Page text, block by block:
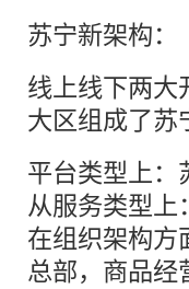
苏宁新架构：
线上线下两大
大区组成了苏
平台类型上：
从服务类型上
在组织架构方
总部，商品经